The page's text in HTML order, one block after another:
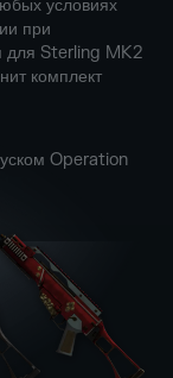
условиях
при
для Sterling MK2
комплект
Operation